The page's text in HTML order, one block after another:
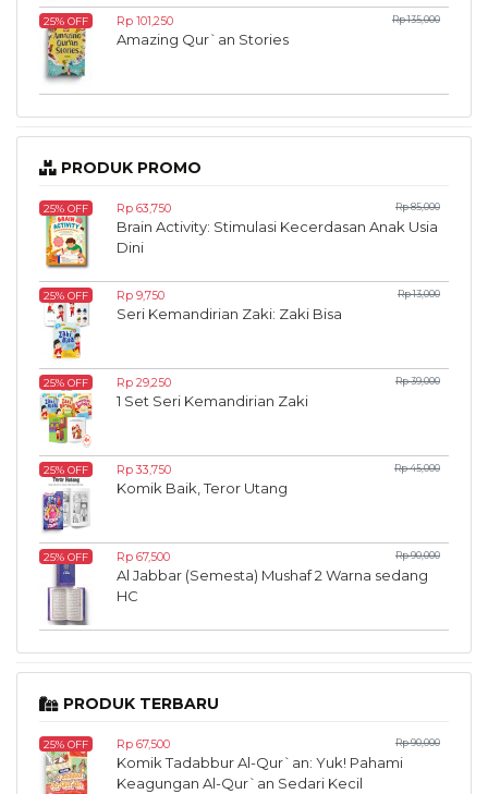
25% OFF Rp 101,250 Rp 135,000
Amazing Qur`an Stories
PRODUK PROMO
25% OFF Rp 63,750 Rp 85,000
Brain Activity: Stimulasi Kecerdasan Anak Usia
Dini
25% OFF Rp 9,750 Rp 13,000
Seri Kemandirian Zaki: Zaki Bisa
25% OFF Rp 29,250 Rp 39,000
1 Set Seri Kemandirian Zaki
25% OFF Rp 33,750 Rp 45,000
Komik Baik, Teror Utang
25% OFF Rp 67,500 Rp 90,000
Al Jabbar (Semesta) Mushaf 2 Warna sedang
HC
PRODUK TERBARU
25% OFF Rp 67,500 Rp 90,000
Komik Tadabbur Al-Qur`an: Yuk! Pahami
Keagungan Al-Qur`an Sedari Kecil